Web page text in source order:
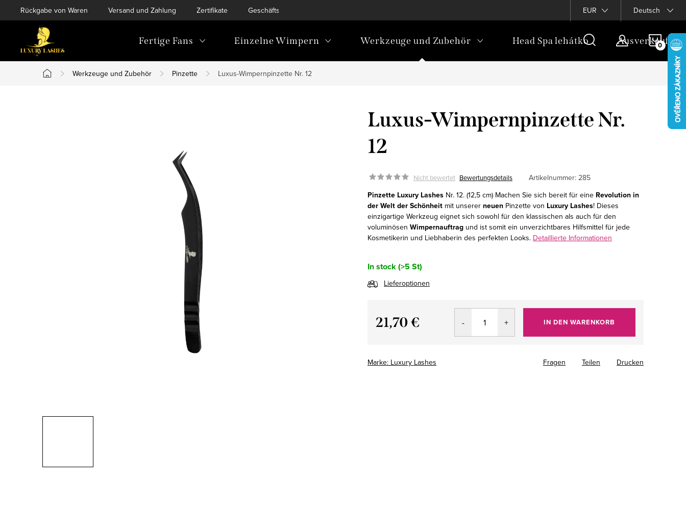
Inhalt
Rückgabe von Waren Versand und Zahlung Zertifikate Geschäftsbedingungen Treueprogramm
EUR Deutsch
Fertige Fans Einzelne Wimpern Werkzeuge und Zubehör Head Spa lehátko Ausverkauf
Startseite
Werkzeuge und Zubehör Pinzette Luxus-Wimpernpinzette Nr. 12
Luxus-Wimpernpinzette Nr.
12
Nicht bewertet Bewertungsdetails Artikelnummer: 285
Pinzette Luxury Lashes Nr. 12. (12,5 cm) Machen Sie sich bereit für eine Revolution in
der Welt der Schönheit mit unserer neuen Pinzette von Luxury Lashes! Dieses
einzigartige Werkzeug eignet sich sowohl für den klassischen als auch für den
voluminösen Wimpernauftrag und ist somit ein unverzichtbares Hilfsmittel für jede
Kosmetikerin und Liebhaberin des perfekten Looks. Detaillierte Informationen
In stock(>5 St)
Lieferoptionen
21,70 € IN DEN WARENKORB
Marke: Luxury Lashes Drucken
Fragen Teilen